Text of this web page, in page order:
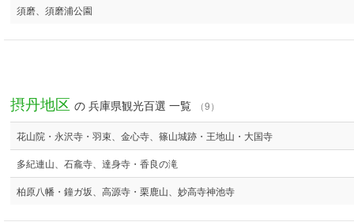
須磨、須磨浦公園
摂丹地区 の 兵庫県観光百選 一覧 （9）
花山院・永沢寺・羽束、金心寺、篠山城跡・王地山・大国寺
多紀連山、石龕寺、達身寺・香良の滝
柏原八幡・鐘ガ坂、高源寺・栗鹿山、妙高寺神池寺